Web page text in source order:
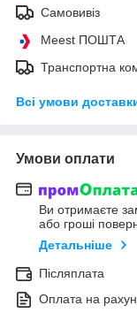
Самовивіз
Meest ПОШТА
Транспортна
Всі умови
Умови оплати
Ви отримаєте
або гроші
Детальніше
Післяплата
Оплата на